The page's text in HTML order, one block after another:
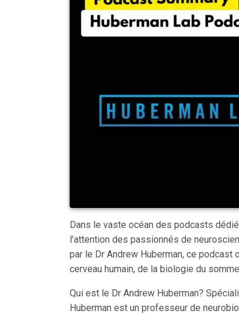
Dans le vaste océan des podcasts
l’attention des passionnés de
par le Dr Andrew Huberman, ce
cerveau humain, de la biologie du
Qui est le Dr Andrew Huberman?
Huberman est un professeur de